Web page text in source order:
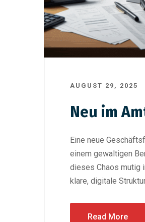
AUGUST 29, 2025
Neu im
Eine neue
einem gewaltigen
dieses Chaos mutig
klare, digitale
Read More